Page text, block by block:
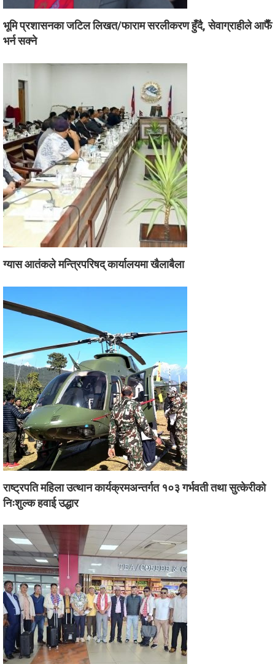
भूमि प्रशासनका जटिल लिखत/फाराम सरलीकरण हुँदै, सेवाग्राहीले आफैँ
भर्न सक्ने
ग्यास आतंकले मन्त्रिपरिषद् कार्यालयमा खैलाबैला
राष्ट्रपति महिला उत्थान कार्यक्रमअन्तर्गत १०३ गर्भवती तथा सुत्केरीको
निःशुल्क हवाई उद्धार